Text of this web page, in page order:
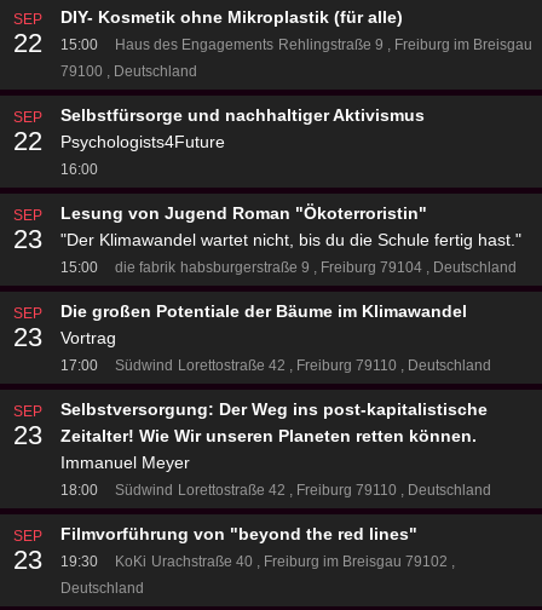
SEP
22
DIY- Kosmetik ohne Mikroplastik (für alle)
15:00 Haus des Engagements Rehlingstraße 9
Freiburg im Breisgau
79100
Deutschland
SEP
22
Selbstfürsorge und nachhaltiger Aktivismus
Psychologists4Future
16:00
SEP
23
Lesung von Jugend Roman "Ökoterroristin"
"Der Klimawandel wartet nicht, bis du die Schule fertig hast."
15:00 die fabrik habsburgerstraße 9 Freiburg 79104 Deutschland
SEP
23
Die großen Potentiale der Bäume im Klimawandel
Vortrag
17:00 Südwind Lorettostraße 42 Freiburg 79110 Deutschland
SEP
23
Selbstversorgung: Der Weg ins post-kapitalistische
Zeitalter! Wie Wir unseren Planeten retten können.
Immanuel Meyer
18:00 Südwind Lorettostraße 42 Freiburg 79110 Deutschland
SEP
23
Filmvorführung von "beyond the red lines"
19:30 KoKi Urachstraße 40
Freiburg im Breisgau 79102
Deutschland